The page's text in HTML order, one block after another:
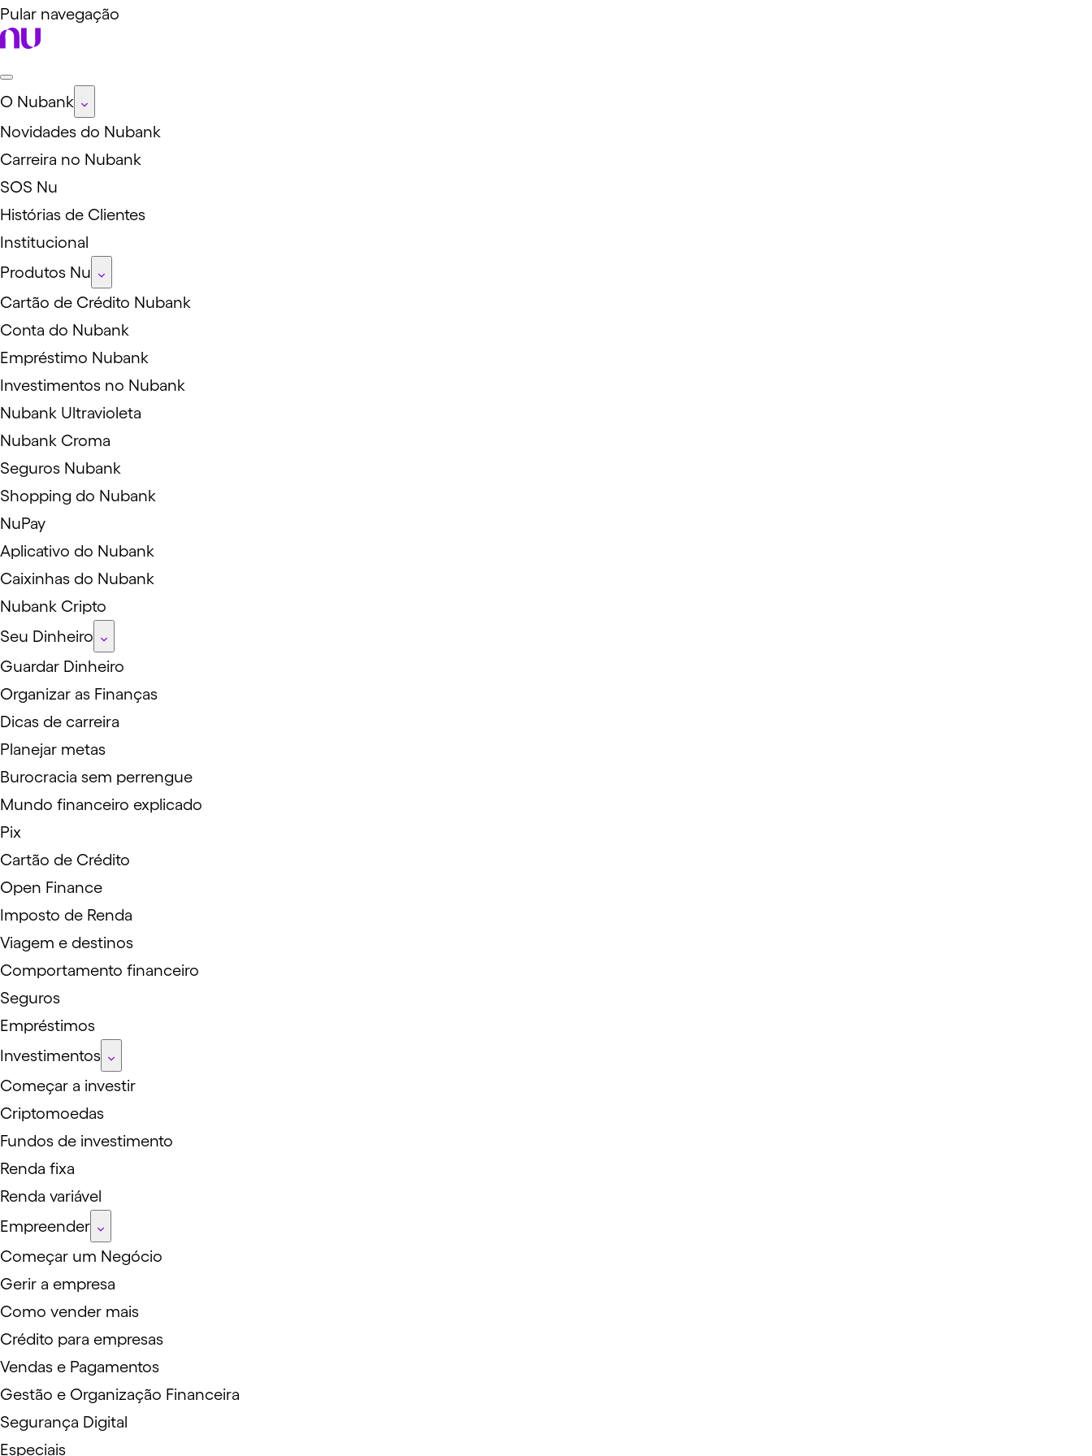
Pular navegação
O Nubank
Novidades do Nubank
Carreira no Nubank
SOS Nu
Histórias de Clientes
Institucional
Produtos Nu
Cartão de Crédito Nubank
Conta do Nubank
Empréstimo Nubank
Investimentos no Nubank
Nubank Ultravioleta
Nubank Croma
Seguros Nubank
Shopping do Nubank
NuPay
Aplicativo do Nubank
Caixinhas do Nubank
Nubank Cripto
Seu Dinheiro
Guardar Dinheiro
Organizar as Finanças
Dicas de carreira
Planejar metas
Burocracia sem perrengue
Mundo financeiro explicado
Pix
Cartão de Crédito
Open Finance
Imposto de Renda
Viagem e destinos
Comportamento financeiro
Seguros
Empréstimos
Investimentos
Começar a investir
Criptomoedas
Fundos de investimento
Renda fixa
Renda variável
Empreender
Começar um Negócio
Gerir a empresa
Como vender mais
Crédito para empresas
Vendas e Pagamentos
Gestão e Organização Financeira
Segurança Digital
Especiais